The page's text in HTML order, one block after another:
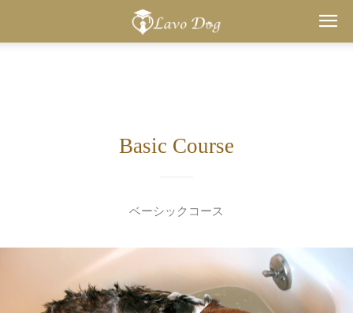
Basic Course
ベーシック コース